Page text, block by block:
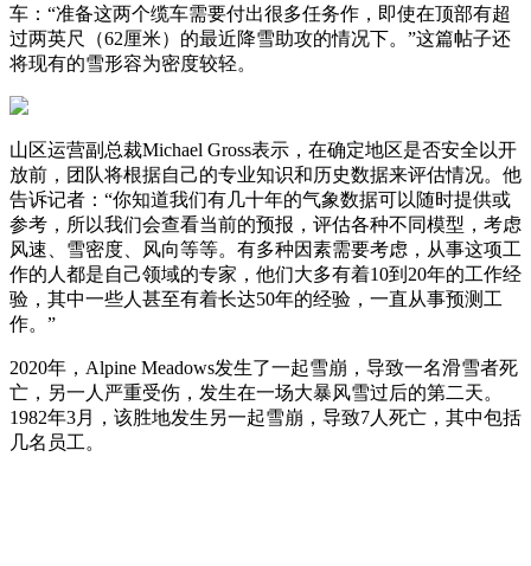
车：“准备这两个缆车需要付出很多任务作，即使在顶部有超
过两英尺（62厘米）的最近降雪助攻的情况下。”这篇帖子还
将现有的雪形容为密度较轻。
山区运营副总裁Michael Gross表示，在确定地区是否安全以开
放前，团队将根据自己的专业知识和历史数据来评估情况。他
告诉记者：“你知道我们有几十年的气象数据可以随时提供或
参考，所以我们会查看当前的预报，评估各种不同模型，考虑
风速、雪密度、风向等等。有多种因素需要考虑，从事这项工
作的人都是自己领域的专家，他们大多有着10到20年的工作经
验，其中一些人甚至有着长达50年的经验，一直从事预测工
作。”
2020年，Alpine Meadows发生了一起雪崩，导致一名滑雪者死
亡，另一人严重受伤，发生在一场大暴风雪过后的第二天。
1982年3月，该胜地发生另一起雪崩，导致7人死亡，其中包括
几名员工。